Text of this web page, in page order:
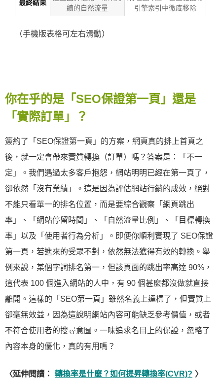
最終結果
續的自然流量
引擎索引中徹底移除
（手機版表格可左右滑動）
你在乎的是「SEO保證第一頁」還是
「實際訂單」？
簽約了「SEO保證第一頁」的方案，網頁真的排上首頁之
後，就一定會帶來實質轉換（訂單）嗎？答案是：「不一
定」。我們遇過太多客戶抱怨，網站明明已經在第一頁了，
卻依然「沒有業績」。這是因為評估網站行銷的成效，絕對
不能只看單一的排名位置，而是要綜合觀察「網頁跳出
率」、「網站停留時間」、「自然流量比例」、「目標轉換
率」以及「使用者行為分析」。即便你順利實現了 SEO保證
第一頁，若進來的受眾不對，依然無法獲得有效的轉換。舉
例來說，某個字詞排名第一，但該頁面的跳出率高達 90%，
這代表 100 個進入網站的人中，有 90 個甚麼都沒做就直接
離開。這樣的「SEO第一頁」雖然名義上達標了，但實質上
卻毫無效益，因為這說明網站內容可能缺乏參考價值，或者
不符合使用者的搜尋意圖。一味追求名目上的保證，忽略了
內容本身的優化，真的有用嗎？
〈延伸閱讀： 轉換率是什麼？如何提昇轉換率(CVR)? 〉